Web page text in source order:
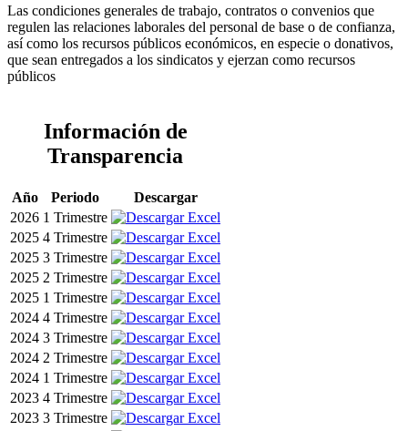
Las condiciones generales de trabajo, contratos o convenios que
regulen las relaciones laborales del personal de base o de confianza,
así como los recursos públicos económicos, en especie o donativos,
que sean entregados a los sindicatos y ejerzan como recursos
públicos
Información de
Transparencia
Año Periodo
Descargar
2026 1 Trimestre
2025 4 Trimestre
2025 3 Trimestre
2025 2 Trimestre
2025 1 Trimestre
2024 4 Trimestre
2024 3 Trimestre
2024 2 Trimestre
2024 1 Trimestre
2023 4 Trimestre
2023 3 Trimestre